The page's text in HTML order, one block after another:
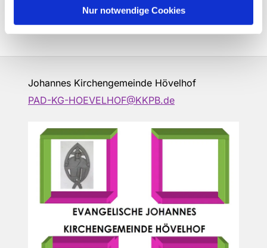
Nur notwendige Cookies
Johannes Kirchengemeinde Hövelhof
PAD-KG-HOEVELHOF@KKPB.de